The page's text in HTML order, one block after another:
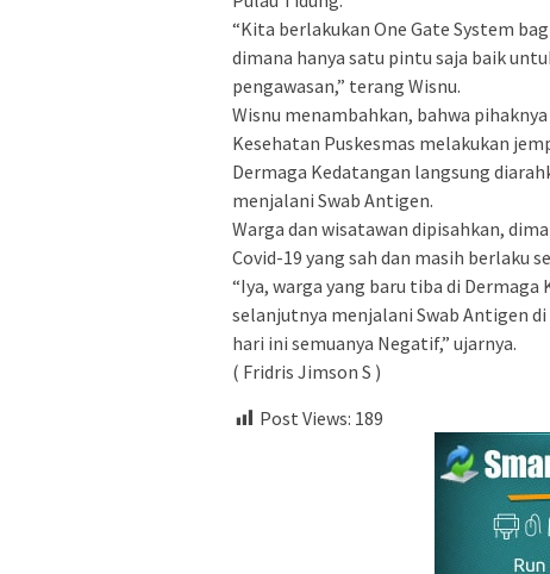
“Kita berlakukan One Gate System
dimana hanya satu pintu saja baik
pengawasan,” terang Wisnu.
Wisnu menambahkan, bahwa
Kesehatan Puskesmas melakukan
Dermaga Kedatangan langsung
menjalani Swab Antigen.
Warga dan wisatawan dipisahkan,
Covid-19 yang sah dan masih berlaku
“Iya, warga yang baru tiba di
selanjutnya menjalani Swab Antigen
hari ini semuanya Negatif,” ujarnya.
( Fridris Jimson S )
Post Views: 189